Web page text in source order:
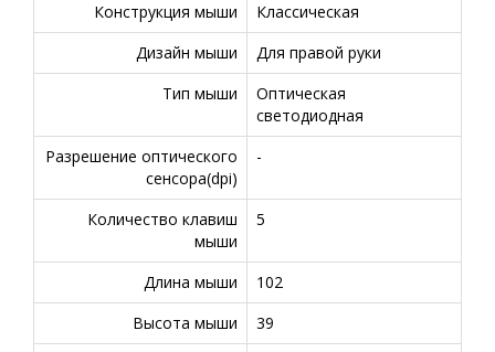
Конструкция мыши
Классическая
Дизайн мыши
Для правой руки
Тип мыши
Оптическая
светодиодная
Разрешение оптического
сенсора(dpi)
-
Количество клавиш
мыши
5
Длина мыши
102
Высота мыши
39